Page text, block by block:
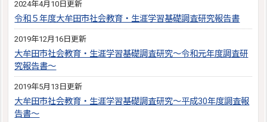
2024年4月10日更新
令和５年度大牟田市社会教育・生涯学習基礎調査研究報告書
2019年12月16日更新
大牟田市社会教育・生涯学習基礎調査研究～令和元年度調査研
究報告書～
2019年5月13日更新
大牟田市社会教育・生涯学習基礎調査研究～平成30年度調査報
告書～